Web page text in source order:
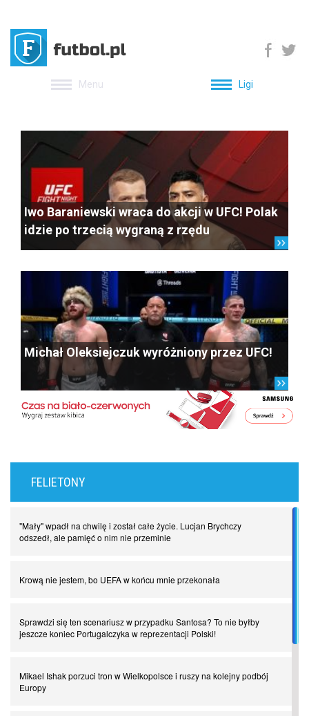
Menu Ligi
Iwo Baraniewski wraca do akcji w UFC! Polak
idzie po trzecią wygraną z rzędu
Michał Oleksiejczuk wyróżniony przez UFC!
FELIETONY
"Mały" wpadł na chwilę i został całe życie. Lucjan Brychczy
odszedł, ale pamięć o nim nie przeminie
Krową nie jestem, bo UEFA w końcu mnie przekonała
Sprawdzi się ten scenariusz w przypadku Santosa? To nie byłby
jeszcze koniec Portugalczyka w reprezentacji Polski!
Mikael Ishak porzuci tron w Wielkopolsce i ruszy na kolejny podbój
Europy